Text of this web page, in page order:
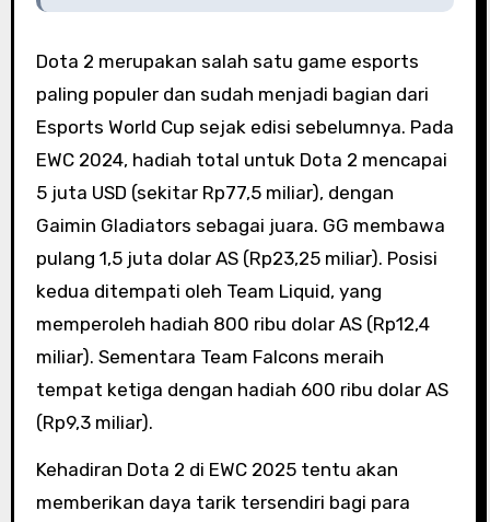
Dota 2 merupakan salah satu game esports
paling populer dan sudah menjadi bagian dari
Esports World Cup sejak edisi sebelumnya. Pada
EWC 2024, hadiah total untuk Dota 2 mencapai
5 juta USD (sekitar Rp77,5 miliar), dengan
Gaimin Gladiators sebagai juara. GG membawa
pulang 1,5 juta dolar AS (Rp23,25 miliar). Posisi
kedua ditempati oleh Team Liquid, yang
memperoleh hadiah 800 ribu dolar AS (Rp12,4
miliar). Sementara Team Falcons meraih
tempat ketiga dengan hadiah 600 ribu dolar AS
(Rp9,3 miliar).
Kehadiran Dota 2 di EWC 2025 tentu akan
memberikan daya tarik tersendiri bagi para